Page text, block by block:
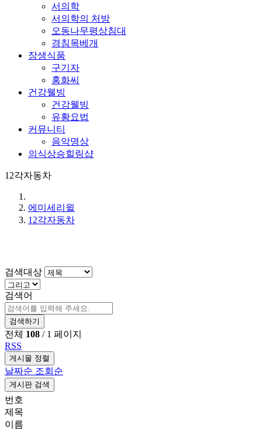
서의학
서의학의 처방
오동나무평상침대
경침목베개
장생식품
구기자
홍화씨
건강웰빙
건강웰빙
유황요법
커뮤니티
음악명상
의식상승힐링샵
12각자동차
에미세리윌
12각자동차
검색대상
검색어
검색하기
전체 108 / 1 페이지
RSS
게시물 정렬
날짜순 조회순
게시판 검색
번호
제목
이름